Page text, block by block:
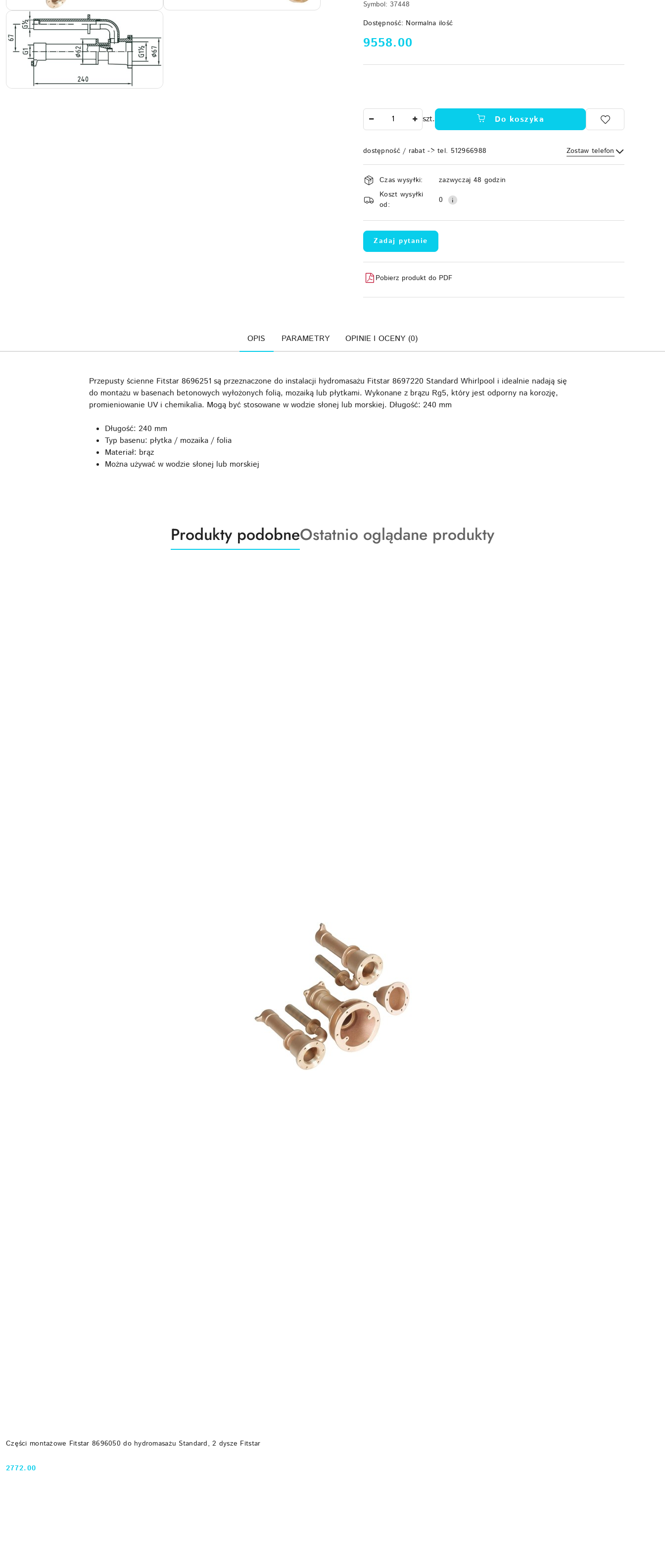
Symbol: 37448
Dostępność: Normalna ilość
cena:
9558.00
szt. Do koszyka
dostępność / rabat -> tel. 512966988 Zostaw telefon
Wyślij
Dostępność
i
dostawa
Czas wysyłki:
zazwyczaj 48 godzin
Koszt wysyłki
od:
0
Zadaj pytanie
Pobierz produkt do PDF
OPIS PARAMETRY OPINIE I OCENY (0)
Przepusty ścienne Fitstar 8696251 są przeznaczone do instalacji hydromasażu Fitstar 8697220 Standard Whirlpool i idealnie nadają się
do montażu w basenach betonowych wyłożonych folią, mozaiką lub płytkami. Wykonane z brązu Rg5, który jest odporny na korozję,
promieniowanie UV i chemikalia. Mogą być stosowane w wodzie słonej lub morskiej. Długość: 240 mm
Długość: 240 mm
Typ basenu: płytka / mozaika / folia
Materiał: brąz
Można używać w wodzie słonej lub morskiej
Produkty
o
Produkty podobneProdukty
o
Ostatnio oglądane produkty
Części montażowe Fitstar 8696050 do hydromasażu Standard, 2 dysze Fitstar
Cena:
2772.00